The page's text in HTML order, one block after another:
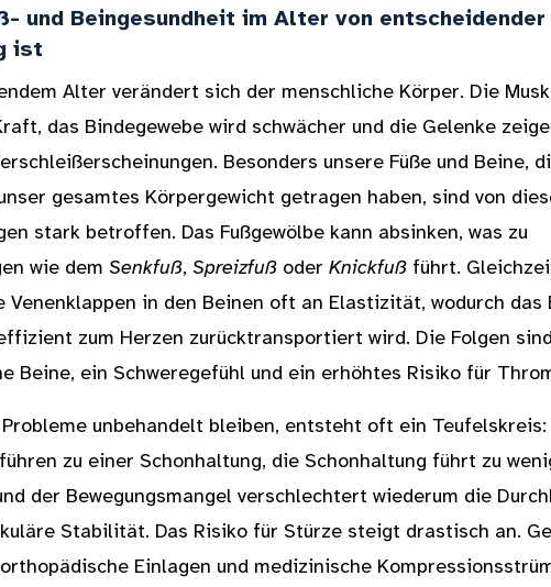
und Beingesundheit im Alter von entscheidender
ist
Alter verändert sich der menschliche Körper. Die
das Bindegewebe wird schwächer und die Gelenke
Besonders unsere Füße und Beine,
gesamtes Körpergewicht getragen haben, sind von
stark betroffen. Das Fußgewölbe kann absinken, was zu
wie dem Senkfuß, Spreizfußoder Knickfußführt.
Venenklappen in den Beinen oft an Elastizität, wodurch das
zum Herzen zurücktransportiert wird. Die Folgen
Beine, ein Schweregefühl und ein erhöhtes Risiko für
unbehandelt bleiben, entsteht oft ein Teufelskreis:
zu einer Schonhaltung, die Schonhaltung führt zu
der Bewegungsmangel verschlechtert wiederum die
Stabilität. Das Risiko für Stürze steigt drastisch an.
Einlagen und medizinische